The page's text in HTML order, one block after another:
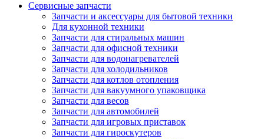
Сервисные запчасти
Запчасти и аксессуары для бытовой техники
Для кухонной техники
Запчасти для стиральных машин
Запчасти для офисной техники
Запчасти для водонагревателей
Запчасти для холодильников
Запчасти для котлов отопления
Запчасти для вакуумного упаковщика
Запчасти для весов
Запчасти для автомобилей
Запчасти для игровых приставок
Запчасти для гироскутеров